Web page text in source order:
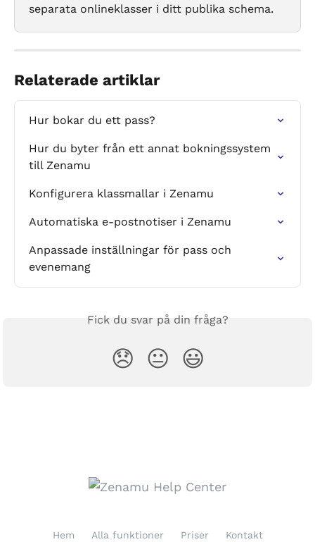
separata onlineklasser i ditt publika schema.
Relaterade artiklar
Hur bokar du ett pass?
Hur du byter från ett annat bokningssystem
till Zenamu
Konfigurera klassmallar i Zenamu
Automatiska e-postnotiser i Zenamu
Anpassade inställningar för pass och
evenemang
Fick du svar på din fråga?
😞 😐 😃
Hem Alla funktioner Priser Kontakt